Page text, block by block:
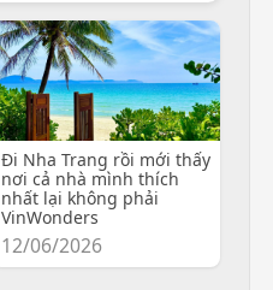
Đi Nha Trang rồi mới thấy
nơi cả nhà mình thích
nhất lại không phải
VinWonders
12/06/2026